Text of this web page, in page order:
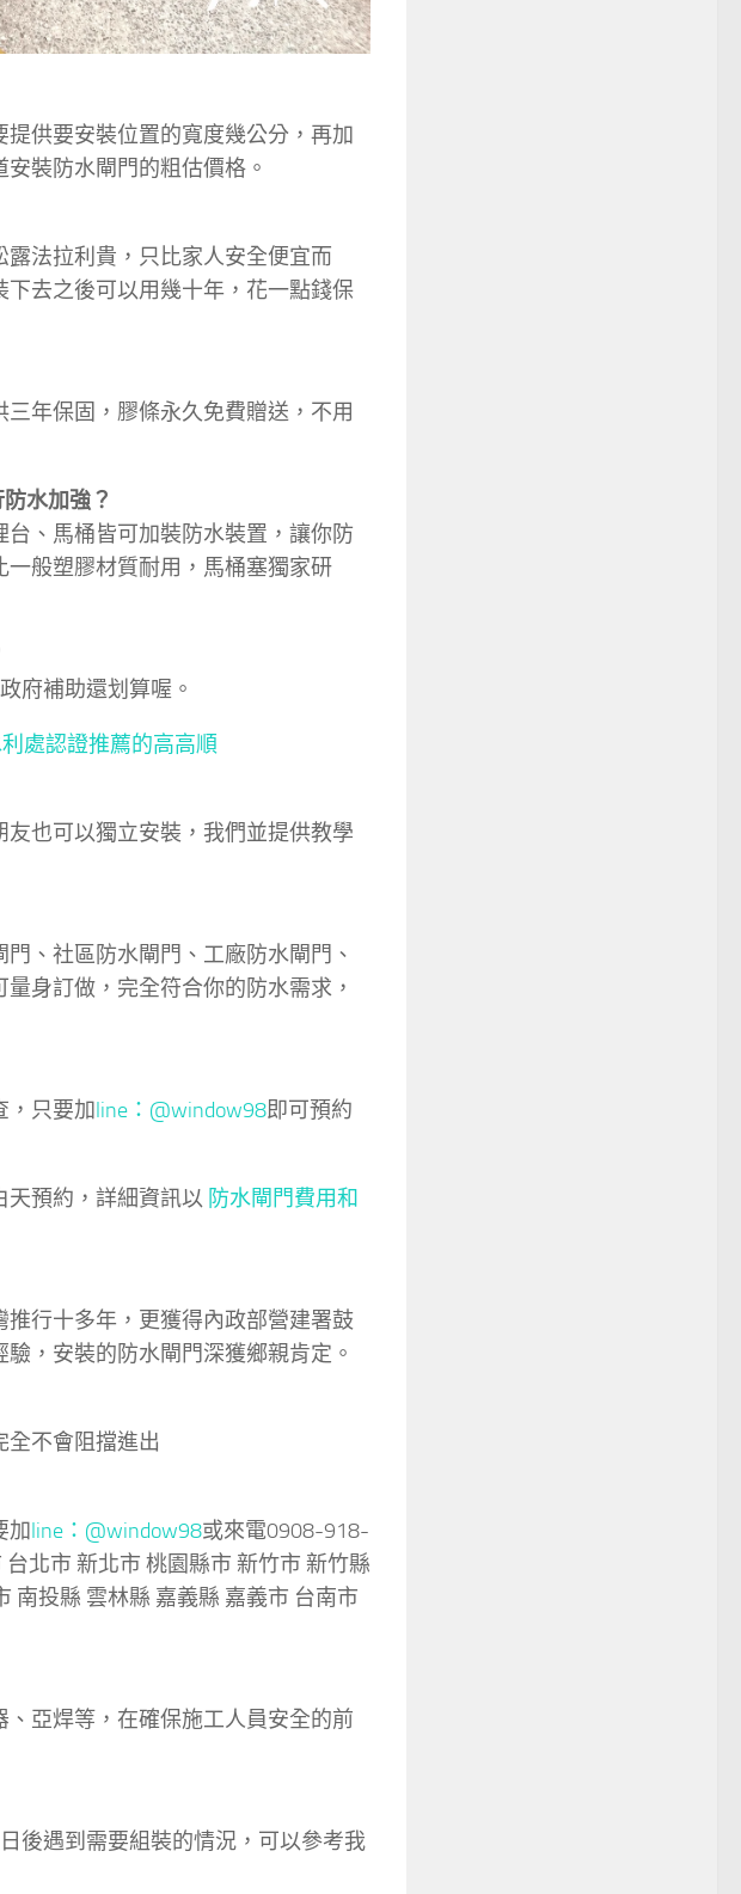
供要安裝位置的寬度幾公分，再加
裝防水閘門的粗估價格。
法拉利貴，只比家人安全便宜而
去之後可以用幾十年，花一點錢保
年保固，膠條永久免費贈送，不用
水加強？
、馬桶皆可加裝防水裝置，讓你防
般塑膠材質耐用，馬桶塞獨家研
府補助還划算喔。
處認證推薦的高高順
也可以獨立安裝，我們並提供教學
、社區防水閘門、工廠防水閘門、
身訂做，完全符合你的防水需求，
，只要加line：@window98即可預約
預約，詳細資訊以 防水閘門費用和
行十多年，更獲得內政部營建署鼓
，安裝的防水閘門深獲鄉親肯定。
全不會阻擋進出
加line：@window98或來電0908-918-
北市 新北市 桃園縣市 新竹市 新竹縣
南投縣 雲林縣 嘉義縣 嘉義市 台南市
亞焊等，在確保施工人員安全的前
後遇到需要組裝的情況，可以參考我